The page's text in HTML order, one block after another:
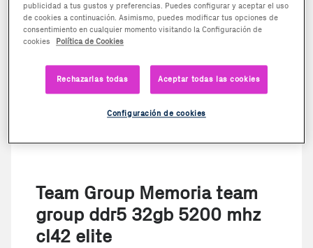
Team Group Memoria team
group ddr5 32gb 5200 mhz
cl42 elite
publicidad a tus gustos y preferencias. Puedes configurar y aceptar el uso
de cookies a continuación. Asimismo, puedes modificar tus opciones de
consentimiento en cualquier momento visitando la Configuración de
cookies
Política de Cookies
Rechazarlas todas Aceptar todas las cookies
Configuración de cookies